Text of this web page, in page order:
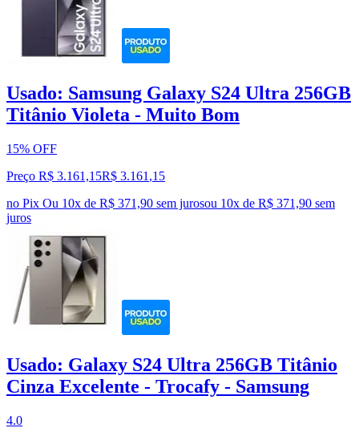
Usado: Samsung Galaxy S24 Ultra 256GB
Titânio Violeta - Muito Bom
15% OFF
Preço R$ 3.161,15R$ 3.161 ,15
no Pix Ou 10x de R$ 371,90 sem jurosou 10x de R$ 371,90 sem
juros
Usado: Galaxy S24 Ultra 256GB Titânio
Cinza Excelente - Trocafy - Samsung
4.0